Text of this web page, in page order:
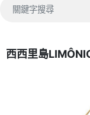
西西里島